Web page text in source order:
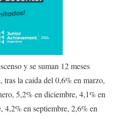
y se suman 12 meses
tras la caída del 0,6% en marzo,
5,2% en diciembre, 4,1% en
4,2% en septiembre, 2,6% en